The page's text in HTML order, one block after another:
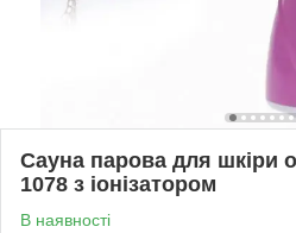
Сауна парова для шкіри
1078 з іонізатором
В наявності